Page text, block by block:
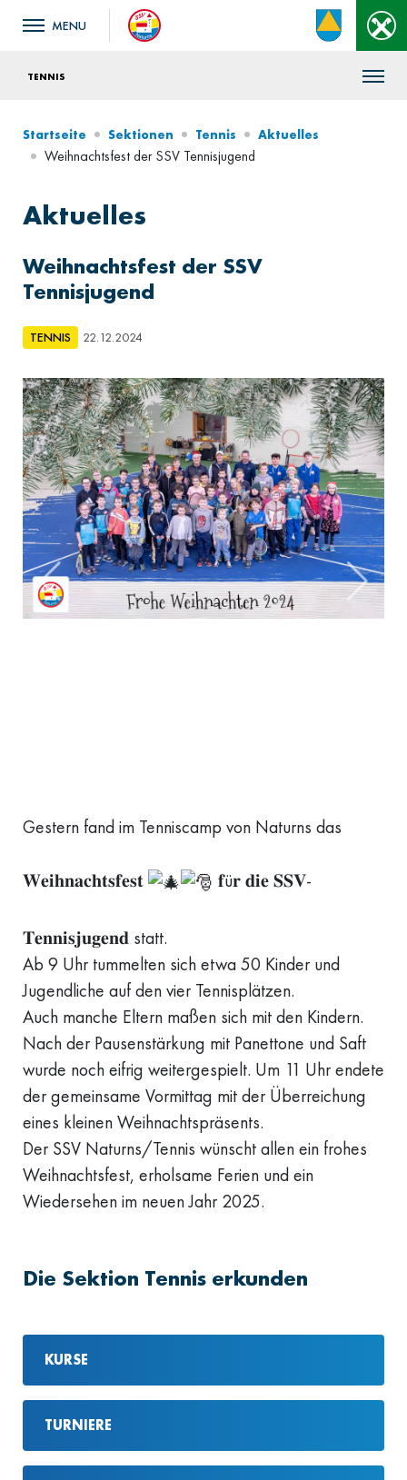
TENNIS
Startseite Sektionen Tennis Aktuelles
Weihnachtsfest der SSV Tennisjugend
Aktuelles
Weihnachtsfest der SSV
Tennisjugend
TENNIS 22.12.2024
Gestern fand im Tenniscamp von Naturns das
𝐖𝐞𝐢𝐡𝐧𝐚𝐜𝐡𝐭𝐬𝐟𝐞𝐬𝐭 𝐟ü𝐫 𝐝𝐢𝐞 𝐒𝐒𝐕-
𝐓𝐞𝐧𝐧𝐢𝐬𝐣𝐮𝐠𝐞𝐧𝐝 statt.
Ab 9 Uhr tummelten sich etwa 50 Kinder und
Jugendliche auf den vier Tennisplätzen.
Auch manche Eltern maßen sich mit den Kindern.
Nach der Pausenstärkung mit Panettone und Saft
wurde noch eifrig weitergespielt. Um 11 Uhr endete
der gemeinsame Vormittag mit der Überreichung
eines kleinen Weihnachtspräsents.
Der SSV Naturns/Tennis wünscht allen ein frohes
Weihnachtsfest, erholsame Ferien und ein
Wiedersehen im neuen Jahr 2025.
Die Sektion Tennis erkunden
KURSE
TURNIERE